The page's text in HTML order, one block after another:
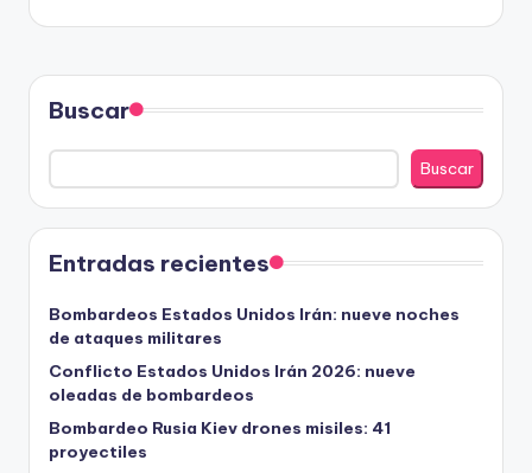
Buscar
Buscar
Entradas recientes
Bombardeos Estados Unidos Irán: nueve noches
de ataques militares
Conflicto Estados Unidos Irán 2026: nueve
oleadas de bombardeos
Bombardeo Rusia Kiev drones misiles: 41
proyectiles